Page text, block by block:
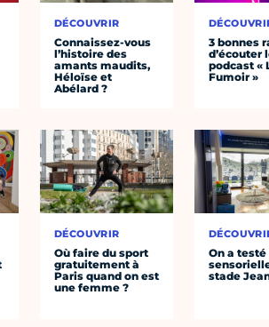
DÉCOUVRIR
Connaissez-vous
l’histoire des
amants maudits,
Héloïse et
Abélard ?
DÉCOUVRIR
Où faire du sport
gratuitement à
Paris quand on est
une femme ?
3 bonnes
d’écouter
podcast «
Fumoir »
On a
stade